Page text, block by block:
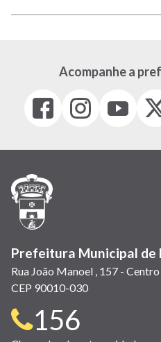
Acompanhe a
Facebook
(link
em
janela)
Instagram
(link
em
(link
em
(link
Prefeitura Municipal de
Rua João Manoel , 157 -
CEP 90010-030
Telefone
156